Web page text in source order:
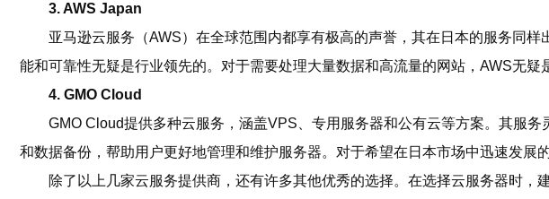
3. AWS Japan
亚马逊云服务（AWS）在全球范围内都享有极高的声誉，其在日本的服务同
能和可靠性无疑是行业领先的。对于需要处理大量数据和高流量的网站，AWS无疑
4. GMO Cloud
GMO Cloud提供多种云服务，涵盖VPS、专用服务器和公有云等方案。其服
和数据备份，帮助用户更好地管理和维护服务器。对于希望在日本市场中迅速发展
除了以上几家云服务提供商，还有许多其他优秀的选择。在选择云服务器时，